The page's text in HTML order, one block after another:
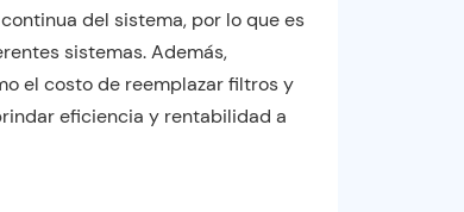
del sistema, por lo que es
sistemas. Además,
el costo de reemplazar filtros y
eficiencia y rentabilidad a